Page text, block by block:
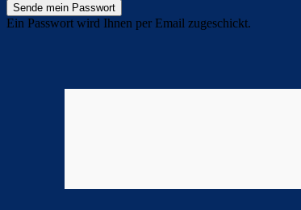
Ein Passwort wird Ihnen per Email zugeschickt.